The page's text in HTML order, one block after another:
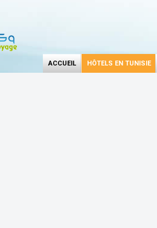
ACCUEIL HÔTELS EN TUNISIE